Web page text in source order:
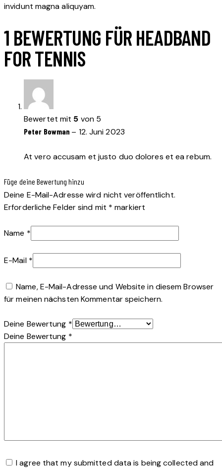
invidunt magna aliquyam.
1 BEWERTUNG FÜR HEADBAND
FOR TENNIS
Bewertet mit 5 von 5
Peter Bowman – 12. Juni 2023
At vero accusam et justo duo dolores et ea rebum.
Füge deine Bewertung hinzu
Deine E-Mail-Adresse wird nicht veröffentlicht.
Erforderliche Felder sind mit * markiert
Name *
E-Mail *
Name, E-Mail-Adresse und Website in diesem Browser
für meinen nächsten Kommentar speichern.
Deine Bewertung *
Deine Bewertung *
I agree that my submitted data is being collected and